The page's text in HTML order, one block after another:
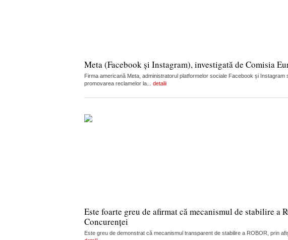
Meta (Facebook și Instagram), investigată de Comisia
Firma americană Meta, administratorul platformelor sociale Facebook și
promovarea reclamelor la... detalii
Este foarte greu de afirmat că mecanismul de stabilire
Concurenței
Este greu de demonstrat că mecanismul transparent de stabilire a ROBOR, prin